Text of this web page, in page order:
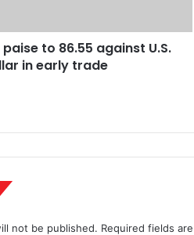
to 86.55 against U.S.
in early trade
not be published. Required fields